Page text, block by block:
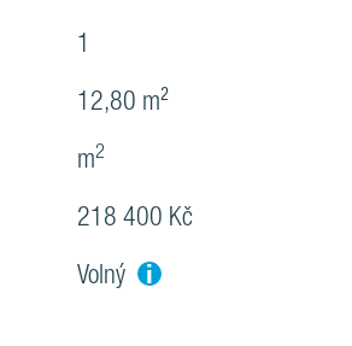
1
12,80 m²
m2
218 400 Kč
Volný i